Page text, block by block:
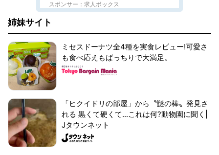
スポンサー：求人ボックス
姉妹サイト
ミセスドーナツ全4種を実食レビュー!可愛さ
も食べ応えもばっちりで大満足。
「ヒクイドリの部屋」から〝謎の棒〟発見さ
れる 黒くて硬くて...これは何?動物園に聞く|
Jタウンネット